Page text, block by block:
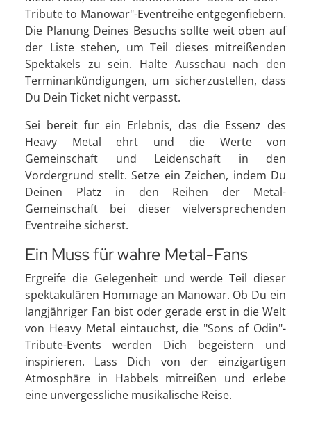
Tribute to Manowar"-Eventreihe entgegenfiebern.
Die Planung Deines Besuchs sollte weit oben auf
der Liste stehen, um Teil dieses mitreißenden
Spektakels zu sein. Halte Ausschau nach den
Terminankündigungen, um sicherzustellen, dass
Du Dein Ticket nicht verpasst.
Sei bereit für ein Erlebnis, das die Essenz des
Heavy Metal ehrt und die Werte von
Gemeinschaft und Leidenschaft in den
Vordergrund stellt. Setze ein Zeichen, indem Du
Deinen Platz in den Reihen der Metal-
Gemeinschaft bei dieser vielversprechenden
Eventreihe sicherst.
Ein Muss für wahre Metal-Fans
Ergreife die Gelegenheit und werde Teil dieser
spektakulären Hommage an Manowar. Ob Du ein
langjähriger Fan bist oder gerade erst in die Welt
von Heavy Metal eintauchst, die "Sons of Odin"-
Tribute-Events werden Dich begeistern und
inspirieren. Lass Dich von der einzigartigen
Atmosphäre in Habbels mitreißen und erlebe
eine unvergessliche musikalische Reise.